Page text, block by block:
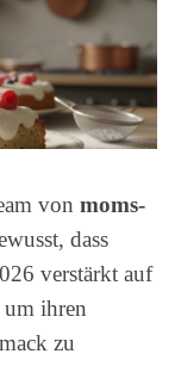
von moms-
dass
verstärkt auf
um ihren
zu